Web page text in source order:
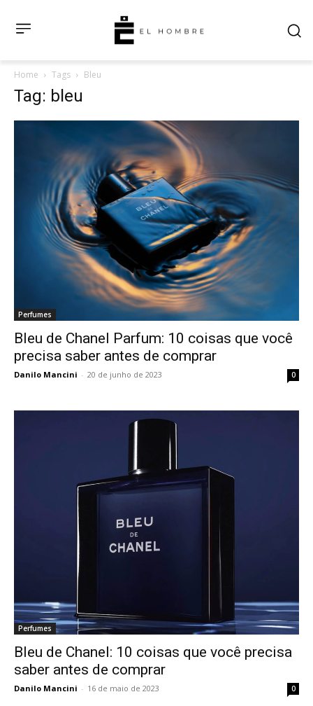
Home Tags Bleu
Tag: bleu
Perfumes
Bleu de Chanel Parfum: 10 coisas que você
precisa saber antes de comprar
Danilo Mancini - 20 de junho de 2023 0
Perfumes
Bleu de Chanel: 10 coisas que você precisa
saber antes de comprar
Danilo Mancini - 16 de maio de 2023 0